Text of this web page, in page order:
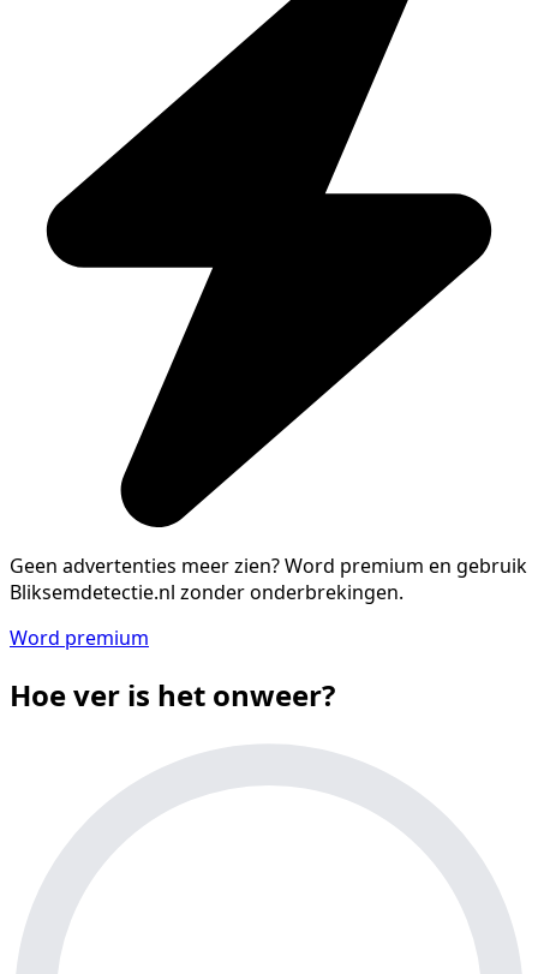
Geen advertenties meer zien?Word premium en gebruik
Bliksemdetectie.nl zonder onderbrekingen.
Word premium
Hoe ver is het onweer?